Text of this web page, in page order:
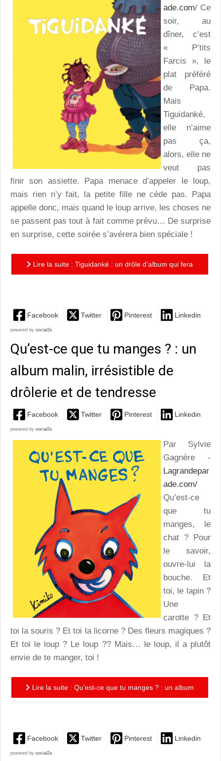
ade.com/ Ce
soir, au
dîner, c’est
« P’tits
Farcis », le
plat préféré
de Papa.
Mais
Tiguidanké,
elle n’aime
pas ça,
alors, elle ne
veut pas
finir son assiette. Papa menace d’appeler le loup,
mais rien n’y fait, la petite fille ne cède pas. Papa
appelle donc, mais quand le loup arrive, les choses ne
se passent pas tout à fait comme prévu… De surprise
en surprise, cette soirée s’avérera bien spéciale !
Lire la suite : Tiguidanké : un drôle d’album qui fera
Facebook Twitter Pinterest Linkedin
powered by social2s
Qu’est-ce que tu manges ? : un
album malin, irrésistible de
drôlerie et de tendresse
Facebook Twitter Pinterest Linkedin
powered by social2s
Par Sylvie
Gagnère -
Lagrandepar
ade.com/
Qu’est-ce
que tu
manges, le
chat ? Pour
le savoir,
ouvre-lui la
bouche. Et
toi, le lapin ?
Une
carotte ? Et
toi la souris ? Et toi la licorne ? Des fleurs magiques ?
Et toi le loup ? Le loup ?? Mais… le loup, il a plutôt
envie de te manger, toi !
Lire la suite : Qu’est-ce que tu manges ? : un album
Facebook Twitter Pinterest Linkedin
powered by social2s